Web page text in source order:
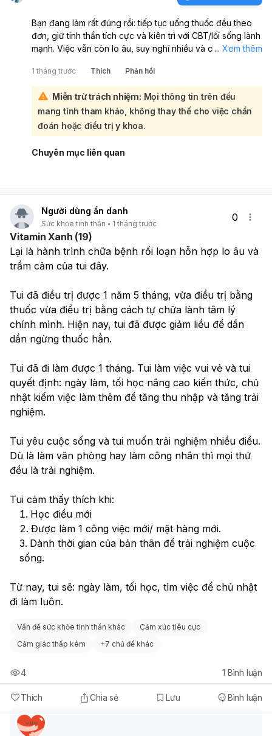
Bạn đang làm rất đúng rồi: tiếp tục uống thuốc đều theo
đơn, giữ tinh thần tích cực và kiên trì với CBT/lối sống lành
mạnh. Việc vẫn còn lo âu, suy nghĩ nhiều và chưa thực
điều trị rối loạn lo âu - trầm cảm, không có nghĩa là bạn
thất bại. Điều quan trọng là bạn đã nhận ra đó là triệu
chứng bệnh, biết trấn tĩnh bản thân và vẫn tiếp tục cố
gắng:
Bạn nên tiếp tục:
Uống thuốc đúng liều, đúng giờ, không tự ý ngưng.
Chia kế hoạch lớn thành các việc rất nhỏ, dễ làm hơn.
Theo dõi triệu chứng và tái khám đúng hẹn để bác sĩ
mất ngủ nặng hơn, hoặc xuất hiện ý nghĩ làm hại bản
thân, bạn cần đi khám ngay hoặc liên hệ bác sĩ/ người
thân hỗ trợ. Bạn đang đi đúng hướng, cứ kiên trì từng
chút một.
... Xem thêm
1 tháng trước Thích Phản hồi
Miễn trừ trách nhiệm: Mọi thông tin trên đều
mang tính tham khảo, không thay thế cho việc chẩn
đoán hoặc điều trị y khoa.
Chuyên mục liên quan
Người dùng ẩn danh
Sức khỏe tinh thần 1 tháng trước
0
Vitamin Xanh (19)
Lại là hành trình chữa bệnh rối loạn hỗn hợp lo âu và
trầm cảm của tui đây.
Tui đã điều trị được 1 năm 5 tháng, vừa điều trị bằng
thuốc vừa điều trị bằng cách tự chữa lành tâm lý
chính mình. Hiện nay, tui đã được giảm liều để dần
dần ngừng thuốc hẳn.
Tui đã đi làm được 1 tháng. Tui làm việc vui vẻ và tui
quyết định: ngày làm, tối học nâng cao kiến thức, chủ
nhật kiếm việc làm thêm để tăng thu nhập và tăng trải
nghiệm.
Tui yêu cuộc sống và tui muốn trải nghiệm nhiều điều.
Dù là làm văn phòng hay làm công nhân thì mọi thứ
đều là trải nghiệm.
Tui cảm thấy thích khi:
Học điều mới
Được làm 1 công việc mới/ mặt hàng mới.
Dành thời gian của bản thân để trải nghiệm cuộc
sống.
Từ nay, tui sẽ: ngày làm, tối học, tìm việc để chủ nhật
đi làm luôn.
Vấn đề sức khỏe tinh thần khác
Cảm xúc tiêu cực
Cảm giác thấp kém
+7 chủ đề khác
Thích Chia sẻ Lưu Bình luận
4 1 Bình luận